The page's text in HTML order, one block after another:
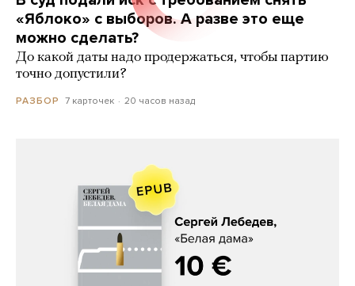
«Яблоко» с выборов. А разве это еще
можно сделать?
До какой даты надо продержаться, чтобы партию
точно допустили?
РАЗБОР 7 карточек 20 часов назад